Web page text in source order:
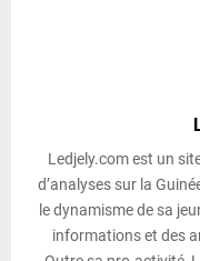
Ledjely.com est un
d’analyses sur la
le dynamisme de sa
informations et des